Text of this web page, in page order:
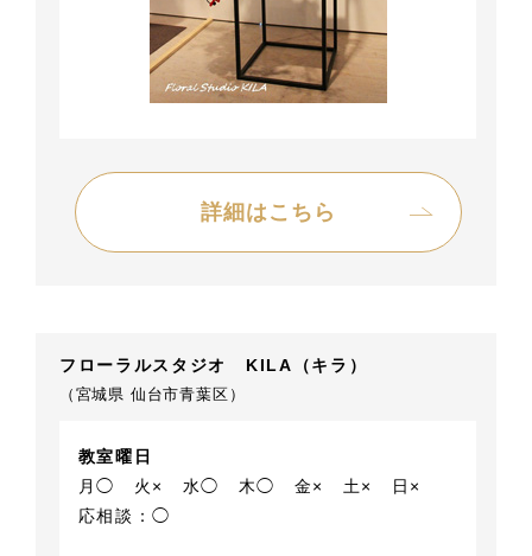
詳細はこちら
フローラルスタジオ KILA（キラ）
（宮城県 仙台市青葉区）
教室曜日
月◯
火× 水◯ 木◯ 金× 土×
日×
応相談：◯